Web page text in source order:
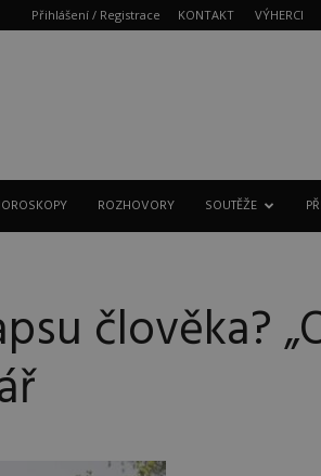
Přihlášení / Registrace KONTAKT VÝHERCI
ROZHOVORY SOUTĚŽE
člověka?